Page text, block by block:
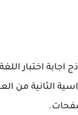
اجابة اختبار